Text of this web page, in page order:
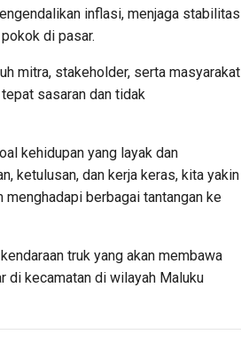
inflasi, menjaga stabilitas
di pasar.
mitra, stakeholder, serta masyarakat
sasaran dan tidak
kehidupan yang layak dan
ketulusan, dan kerja keras, kita yakin
menghadapi berbagai tantangan ke
truk yang akan membawa
di kecamatan di wilayah Maluku